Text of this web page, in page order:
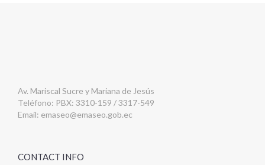
Av. Mariscal Sucre y Mariana de Jesús
Teléfono: PBX: 3310-159 / 3317-549
Email: emaseo@emaseo.gob.ec
CONTACT INFO